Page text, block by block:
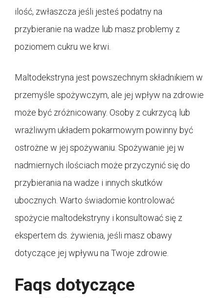
ilość, zwłaszcza jeśli jesteś podatny na
przybieranie na wadze lub masz problemy z
poziomem cukru we krwi.
Maltodekstryna jest powszechnym składnikiem w
przemyśle spożywczym, ale jej wpływ na zdrowie
może być zróżnicowany. Osoby z cukrzycą lub
wrażliwym układem pokarmowym powinny być
ostrożne w jej spożywaniu. Spożywanie jej w
nadmiernych ilościach może przyczynić się do
przybierania na wadze i innych skutków
ubocznych. Warto świadomie kontrolować
spożycie maltodekstryny i konsultować się z
ekspertem ds. żywienia, jeśli masz obawy
dotyczące jej wpływu na Twoje zdrowie.
Faqs dotyczące